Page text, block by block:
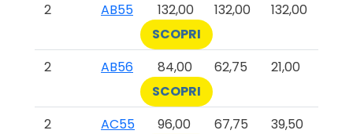
2
AB55 132,00 132,00
132,00
SCOPRI
2
AB56 84,00 62,75
21,00
SCOPRI
2
AC55 96,00 67,75
39,50